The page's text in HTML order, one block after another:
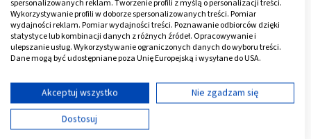
Upławy z krwią w ciąży
spersonalizowanych reklam. Tworzenie profili z myślą o personalizacji treści.
Wykorzystywanie profili w doborze spersonalizowanych treści. Pomiar
wydajności reklam. Pomiar wydajności treści. Poznawanie odbiorców dzięki
statystyce lub kombinacji danych z różnych źródeł. Opracowywanie i
ulepszanie usług. Wykorzystywanie ograniczonych danych do wyboru treści.
Dane mogą być udostępniane poza Unię Europejską i wysyłane do USA.
Wyświetl listę partnerów (11 dostawców IAB)
Używamy Twoich danych w następujących celach:
Cele przetwarzania IAB:
Akceptuj wszystko
Nie zgadzam się
Dostosuj